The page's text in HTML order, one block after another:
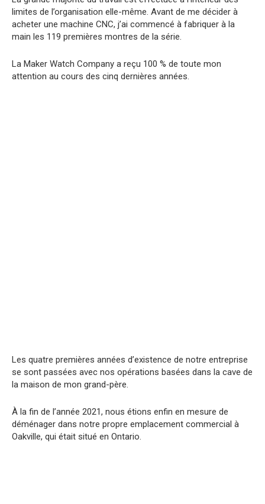
limites de l’organisation elle-même. Avant de me décider à
acheter une machine CNC, j’ai commencé à fabriquer à la
main les 119 premières montres de la série.
La Maker Watch Company a reçu 100 % de toute mon
attention au cours des cinq dernières années.
Les quatre premières années d’existence de notre entreprise
se sont passées avec nos opérations basées dans la cave de
la maison de mon grand-père.
À la fin de l’année 2021, nous étions enfin en mesure de
déménager dans notre propre emplacement commercial à
Oakville, qui était situé en Ontario.